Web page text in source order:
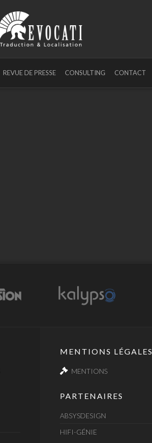
REVUE DE PRESSE CONSULTING CONTACT
MENTIONS LÉGALES
MENTIONS
PARTENAIRES
ABSYSDESIGN
HIFI-GÉNIE